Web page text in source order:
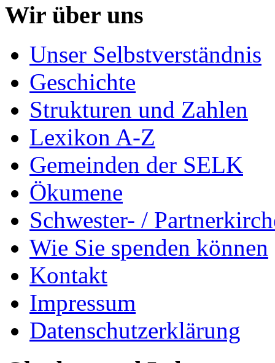
Wir über uns
Unser Selbstverständnis
Geschichte
Strukturen und Zahlen
Lexikon A-Z
Gemeinden der SELK
Ökumene
Schwester- /
Wie Sie spenden können
Kontakt
Impressum
Datenschutzerklärung